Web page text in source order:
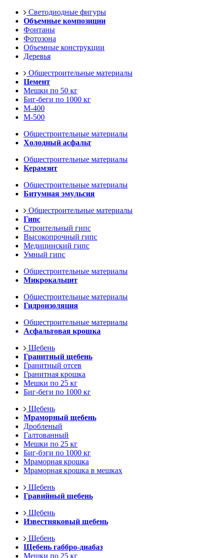
Светодиодные фигуры
Объемные композиции
Фонтаны
Фотозона
Объемные конструкции
Деревья
Общестроительные материалы
Цемент
Мешки по 50 кг
Биг-беги по 1000 кг
М-400
М-500
Общестроительные материалы
Холодный асфальт
Общестроительные материалы
Керамзит
Общестроительные материалы
Битумная эмульсия
Общестроительные материалы
Гипс
Строительный гипс
Высокопрочный гипс
Медицинский гипс
Умный гипс
Общестроительные материалы
Микрокальцит
Общестроительные материалы
Гидроизоляция
Общестроительные материалы
Асфальтовая крошка
Щебень
Гранитный щебень
Гранитный отсев
Гранитная крошка
Мешки по 25 кг
Биг-беги по 1000 кг
Щебень
Мраморный щебень
Дробленый
Галтованный
Мешки по 25 кг
Биг-бэги по 1000 кг
Мраморная крошка
Мраморная крошка в мешках
Щебень
Гравийный щебень
Щебень
Известняковый щебень
Щебень
Щебень габбро-диабаз
Мешки по 25 кг